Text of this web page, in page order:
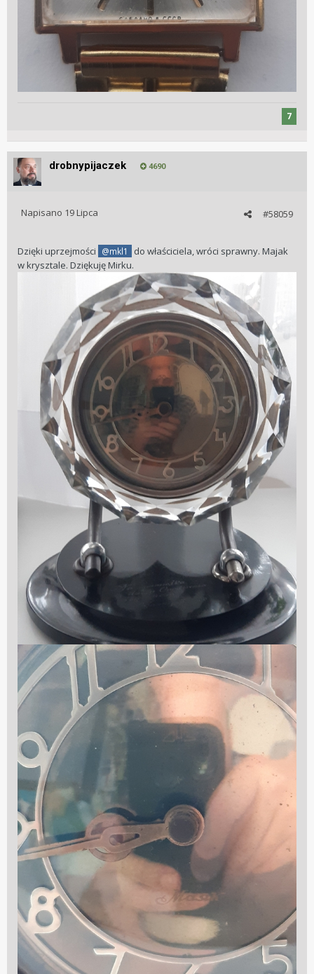
7
drobnypijaczek 4690
#58059
Napisano 19 Lipca
Dzięki uprzejmości @mkl1
do właściciela, wróci sprawny. Majak
w krysztale. Dziękuję Mirku.